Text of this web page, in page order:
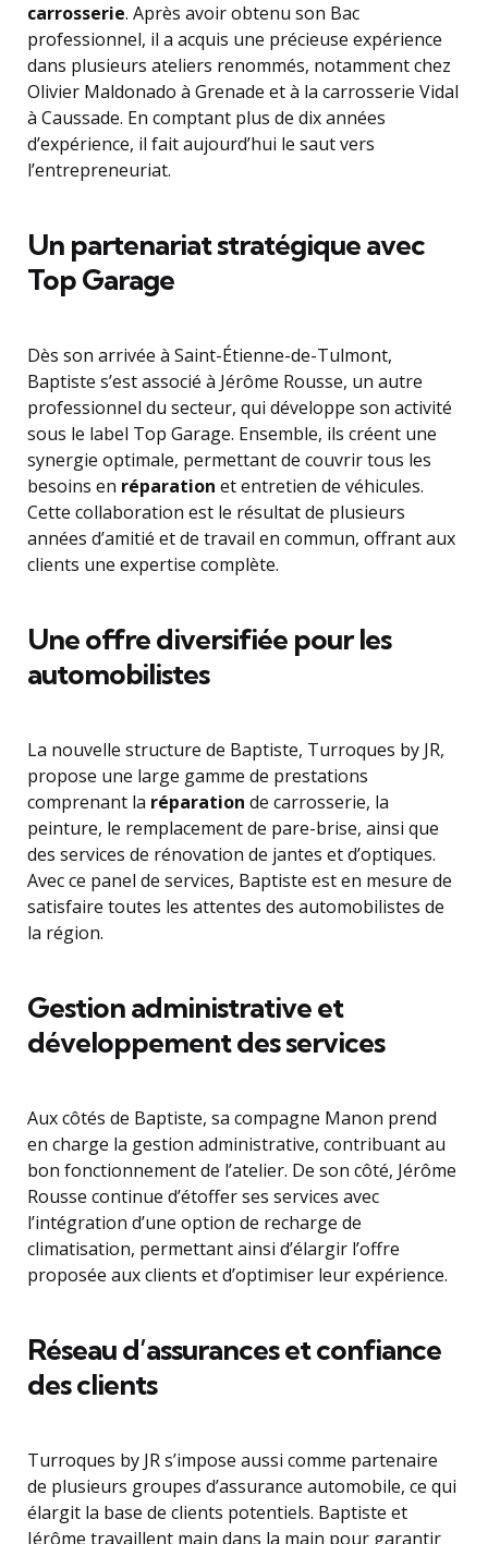
carrosserie. Après avoir obtenu son Bac
professionnel, il a acquis une précieuse expérience
dans plusieurs ateliers renommés, notamment chez
Olivier Maldonado à Grenade et à la carrosserie Vidal
à Caussade. En comptant plus de dix années
d’expérience, il fait aujourd’hui le saut vers
l’entrepreneuriat.
Un partenariat stratégique avec
Top Garage
Dès son arrivée à Saint-Étienne-de-Tulmont,
Baptiste s’est associé à Jérôme Rousse, un autre
professionnel du secteur, qui développe son activité
sous le label Top Garage. Ensemble, ils créent une
synergie optimale, permettant de couvrir tous les
besoins en réparation et entretien de véhicules.
Cette collaboration est le résultat de plusieurs
années d’amitié et de travail en commun, offrant aux
clients une expertise complète.
Une offre diversifiée pour les
automobilistes
La nouvelle structure de Baptiste, Turroques by JR,
propose une large gamme de prestations
comprenant la réparation de carrosserie, la
peinture, le remplacement de pare-brise, ainsi que
des services de rénovation de jantes et d’optiques.
Avec ce panel de services, Baptiste est en mesure de
satisfaire toutes les attentes des automobilistes de
la région.
Gestion administrative et
développement des services
Aux côtés de Baptiste, sa compagne Manon prend
en charge la gestion administrative, contribuant au
bon fonctionnement de l’atelier. De son côté, Jérôme
Rousse continue d’étoffer ses services avec
l’intégration d’une option de recharge de
climatisation, permettant ainsi d’élargir l’offre
proposée aux clients et d’optimiser leur expérience.
Réseau d’assurances et confiance
des clients
Turroques by JR s’impose aussi comme partenaire
de plusieurs groupes d’assurance automobile, ce qui
élargit la base de clients potentiels. Baptiste et
Jérôme travaillent main dans la main pour garantir